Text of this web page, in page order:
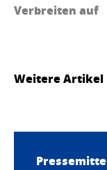
Verbreiten auf
Weitere Artikel